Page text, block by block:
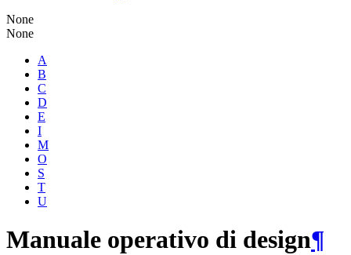
None
None
A
B
C
D
E
I
M
O
S
T
U
Manuale operativo di design¶